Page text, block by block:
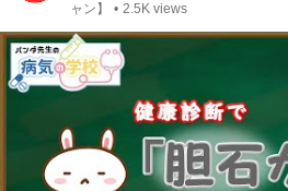
ャン】
• 2.5K views